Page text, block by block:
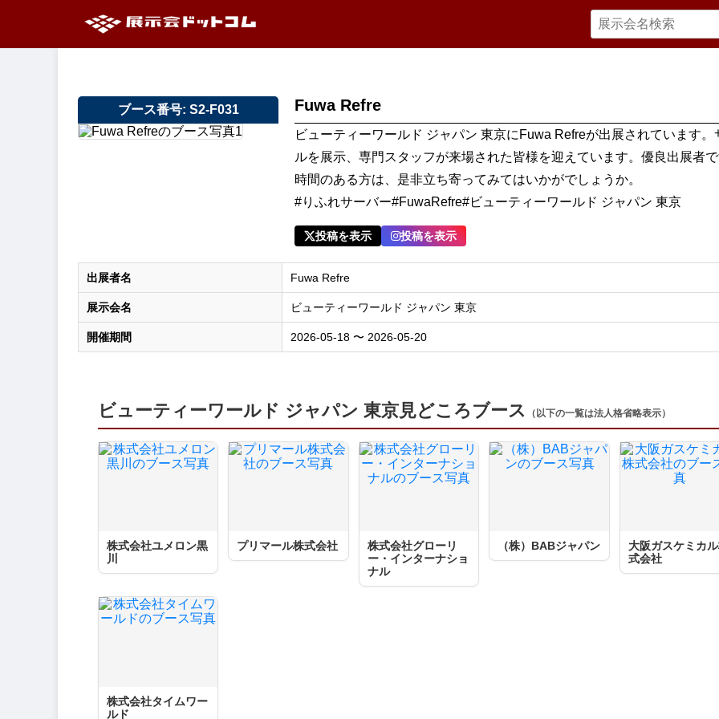
ブース番号: S2-F031 Fuwa Refre
ビューティーワールド ジャパン 東京にFuwa Refreが出展されています。
ルを展示、専門スタッフが来場された皆様を迎えています。優良出展者
時間のある方は、是非立ち寄ってみてはいかがでしょうか。
#りふれサーバー#FuwaRefre#ビューティーワールド ジャパン 東京
投稿を表示 投稿を表示
出展者名 Fuwa Refre
展示会名 ビューティーワールド ジャパン 東京
開催期間 2026-05-18 〜 2026-05-20
ビューティーワールド ジャパン 東京見どころブース （以下の一覧は法人格省略表示）
株式会社ユメロン黒
川
プリマール株式会社
株式会社グローリ
ー・インターナショ
ナル
（株）BABジャパン
大阪ガスケミカ
式会社
株式会社タイムワー
ルド